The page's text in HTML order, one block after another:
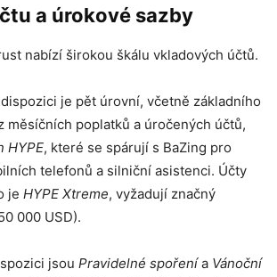
a úrokové sazby
nabízí širokou škálu vkladových účtů.
je pět úrovní, včetně základního
měsíčních poplatků a úročených účtů,
HYPE, které se spárují s BaZing pro
telefonů a silniční asistenci. Účty
je HYPE Xtreme, vyžadují značný
000 USD).
jsou Pravidelné spořenía Vánoční